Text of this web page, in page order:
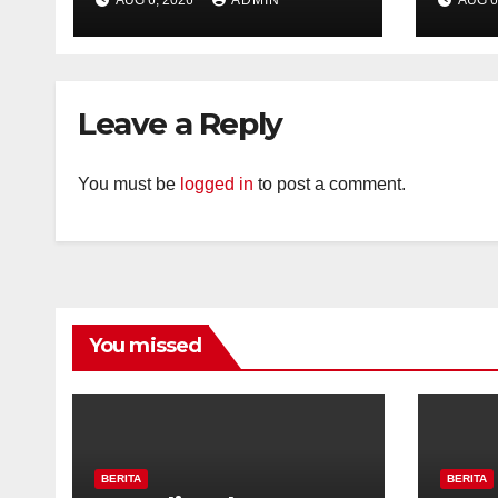
Kelurahan Ungaran
Perkuat
Ronda
Leave a Reply
You must be logged in to post a comment.
You missed
BERITA BERITA